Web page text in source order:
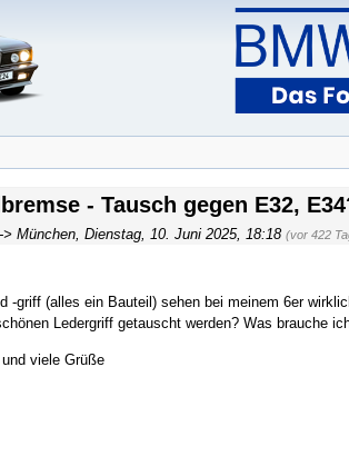
- Tausch gegen E32,
> München, Dienstag, 10. Juni 2025, 18:18 (vor 422
-griff (alles ein Bauteil) sehen bei meinem 6er
Ledergriff getauscht werden? Was brauche
viele Grüße